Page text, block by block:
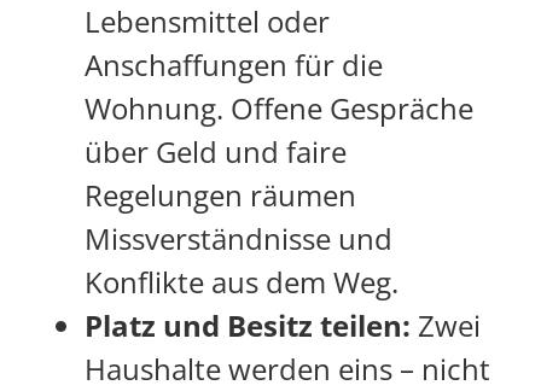
Lebensmittel oder
Anschaffungen für die
Wohnung. Offene Gespräche
über Geld und faire
Regelungen räumen
Missverständnisse und
Konflikte aus dem Weg.
Platz und Besitz teilen: Zwei
Haushalte werden eins – nicht